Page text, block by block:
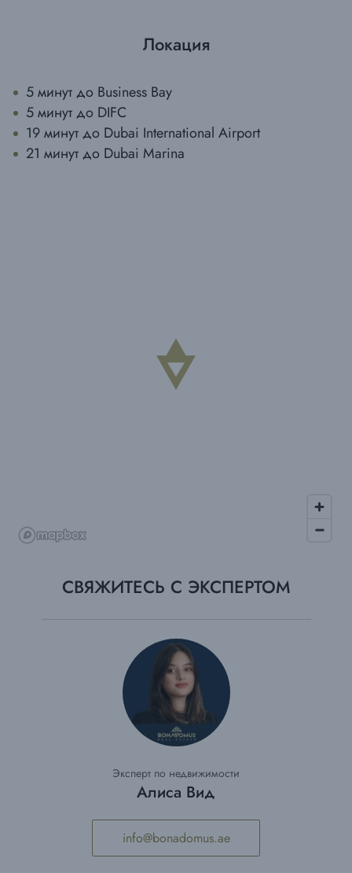
жизни. Это проект, где исключительный дизайн,
объединяются, предлагая жильцам уникальный
стиль жизни на стыке архитектурной роскоши и
автомобильной философии Mercedes-Benz.
Локация
5 минут до Business Bay
5 минут до DIFC
19 минут до Dubai International Airport
21 минут до Dubai Marina
СВЯЖИТЕСЬ С ЭКСПЕРТОМ
Эксперт по недвижимости
Алиса Вид
info@bonadomus.ae